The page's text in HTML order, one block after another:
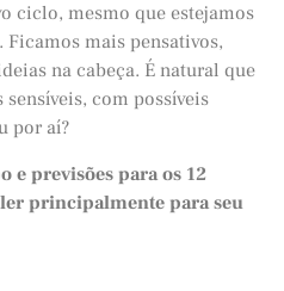
ciclo, mesmo que estejamos
mais pensativos,
na cabeça. É natural que
com possíveis
por aí?
e previsões para os 12
ler principalmente para seu